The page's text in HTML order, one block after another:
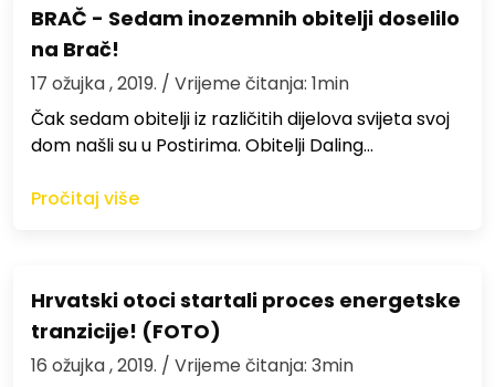
BRAČ - Sedam inozemnih obitelji doselilo
na Brač!
17 ožujka , 2019. / Vrijeme čitanja: 1min
Čak sedam obitelji iz različitih dijelova svijeta svoj
dom našli su u Postirima. Obitelji Daling…
Pročitaj više
Hrvatski otoci startali proces energetske
tranzicije! (FOTO)
16 ožujka , 2019. / Vrijeme čitanja: 3min